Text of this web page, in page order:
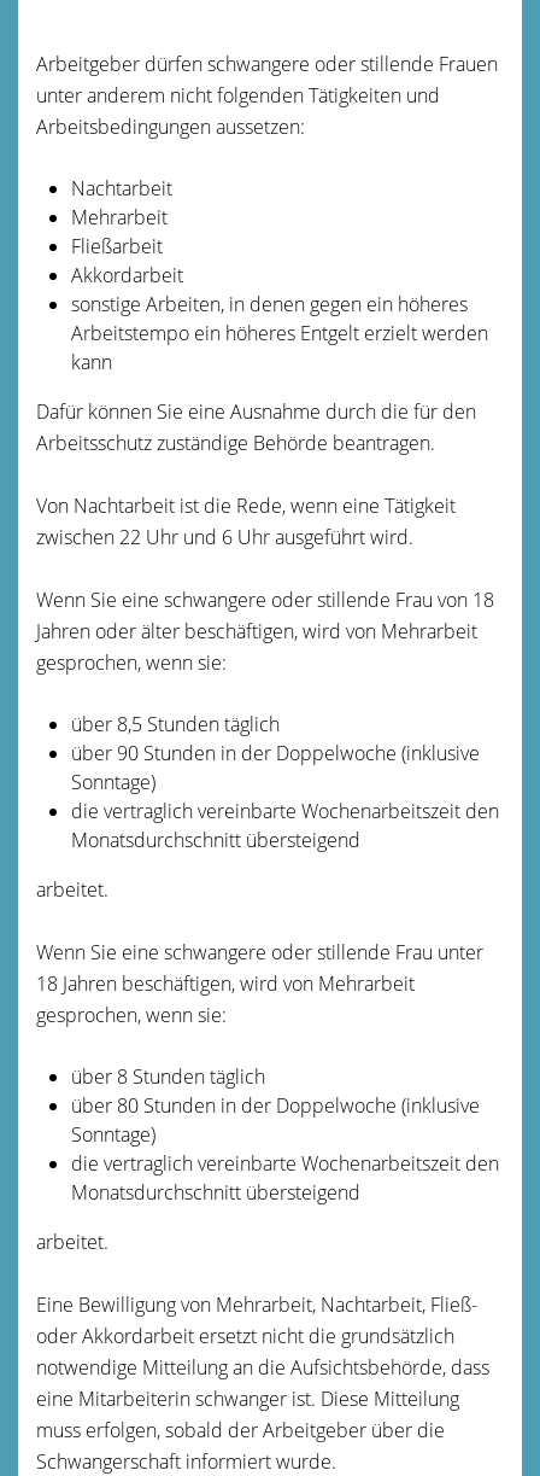
Arbeitgeber dürfen schwangere oder stillende Frauen
unter anderem nicht folgenden Tätigkeiten und
Arbeitsbedingungen aussetzen:
Nachtarbeit
Mehrarbeit
Fließarbeit
Akkordarbeit
sonstige Arbeiten, in denen gegen ein höheres
Arbeitstempo ein höheres Entgelt erzielt werden
kann
Dafür können Sie eine Ausnahme durch die für den
Arbeitsschutz zuständige Behörde beantragen.
Von Nachtarbeit ist die Rede, wenn eine Tätigkeit
zwischen 22 Uhr und 6 Uhr ausgeführt wird.
Wenn Sie eine schwangere oder stillende Frau von 18
Jahren oder älter beschäftigen, wird von Mehrarbeit
gesprochen, wenn sie:
über 8,5 Stunden täglich
über 90 Stunden in der Doppelwoche (inklusive
Sonntage)
die vertraglich vereinbarte Wochenarbeitszeit den
Monatsdurchschnitt übersteigend
arbeitet.
Wenn Sie eine schwangere oder stillende Frau unter
18 Jahren beschäftigen, wird von Mehrarbeit
gesprochen, wenn sie:
über 8 Stunden täglich
über 80 Stunden in der Doppelwoche (inklusive
Sonntage)
die vertraglich vereinbarte Wochenarbeitszeit den
Monatsdurchschnitt übersteigend
arbeitet.
Eine Bewilligung von Mehrarbeit, Nachtarbeit, Fließ-
oder Akkordarbeit ersetzt nicht die grundsätzlich
notwendige Mitteilung an die Aufsichtsbehörde, dass
eine Mitarbeiterin schwanger ist. Diese Mitteilung
muss erfolgen, sobald der Arbeitgeber über die
Schwangerschaft informiert wurde.